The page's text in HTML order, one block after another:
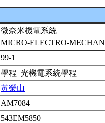
微奈米機電系統
MICRO-ELECTRO-
99-1
學程 光機電系統學程
黃榮山
AM7084
543EM5850